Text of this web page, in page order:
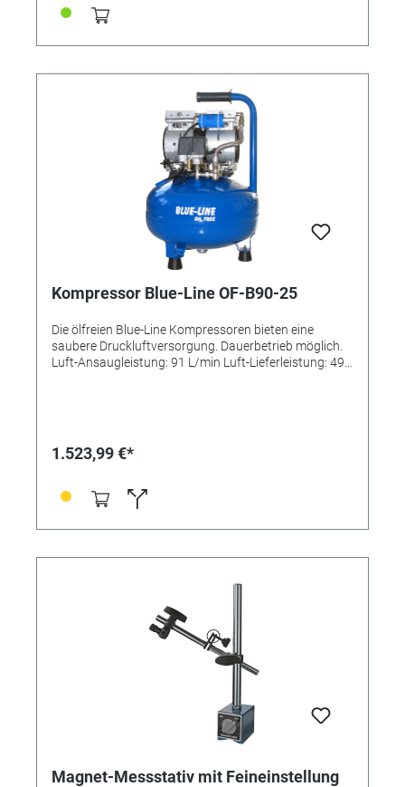
hygienisch und leicht zu reinigen • Wägegefäß
serienmäßig • Die Stromversorgung erfolgt durch das
maximal 50g • Ablesbarkeit 0,001g Technische Daten:
• Abmessungen Gehäuse (B×T×H): 96 mm x 149 mm x
36 mm • Drehbare Fußschrauben: ja •
Gehäusematerial: Kunststoff • Libelle: ja • Material der
Wägeplatte: Edelstahl • Wägefläche Ø 65 mm Alle
weiteren technischen Daten entnehmen Sie bitte dem
KERN-Datenblatt auf dieser Seite (PDF) Elektrogerät
enthält 4 Alkaline-Rundzellen 1,5V AAA. Hinweis zur
sicheren Entnahme der Batterie: Vergewissern Sie
sich, ob die Batterie ganz entleert ist. Entnehmen Sie
vorsichtig die Batterie. Im Falle einer Entsorgung
müssen Batterie und Gerät getrennt entsorgt werden.
Kompressor Blue-Line OF-B90-25
Die ölfreien Blue-Line Kompressoren bieten eine
saubere Druckluftversorgung. Dauerbetrieb möglich.
Luft-Ansaugleistung: 91 L/min Luft-Lieferleistung: 49
geliefert. 230 V / 50 Hz, 450 Watt.
1.523,99 €*
Magnet-Messstativ mit Feineinstellung